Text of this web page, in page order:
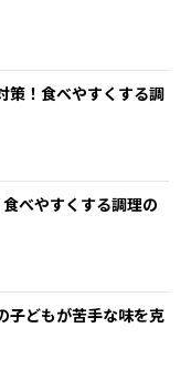
策！食べやすくする調
べやすくする調理の
子どもが苦手な味を克